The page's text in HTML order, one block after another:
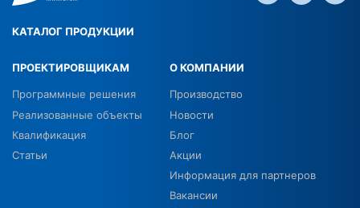
КАТАЛОГ ПРОДУКЦИИ
ПРОЕКТИРОВЩИКАМ
Программные решения
Реализованные объекты
Квалификация
Статьи
О КОМПАНИИ
Производство
Новости
Блог
Акции
Информация для партнеров
Вакансии